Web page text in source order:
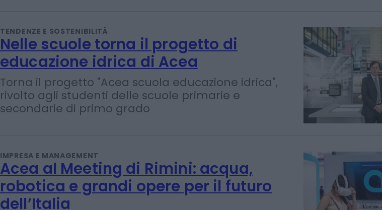
Emanuela Meucci
TENDENZE E SOSTENIBILITÀ
Nelle scuole torna il progetto di
educazione idrica di Acea
secondarie di primo grado
IMPRESA E MANAGEMENT